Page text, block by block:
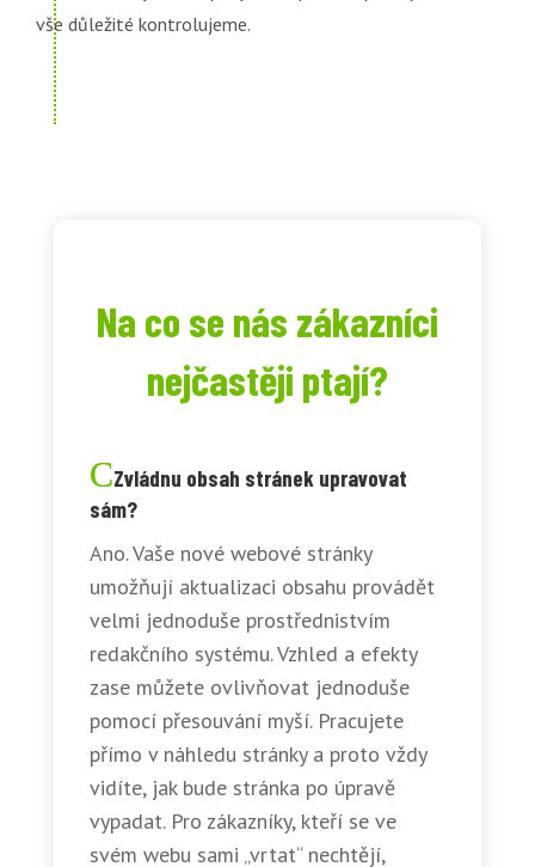
vše důležité kontrolujeme.
Na co se nás zákazníci
nejčastěji ptají?
Zvládnu obsah stránek upravovat
sám?
Ano. Vaše nové webové stránky
umožňují aktualizaci obsahu provádět
velmi jednoduše prostřednistvím
redakčního systému. Vzhled a efekty
zase můžete ovlivňovat jednoduše
pomocí přesouvání myší. Pracujete
přímo v náhledu stránky a proto vždy
vidíte, jak bude stránka po úpravě
vypadat. Pro zákazníky, kteří se ve
svém webu sami „vrtat“ nechtějí,